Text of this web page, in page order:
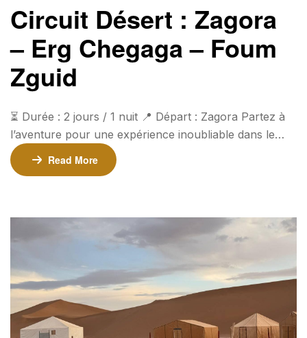
Circuit Désert : Zagora
– Erg Chegaga – Foum
Zguid
⏳ Durée : 2 jours / 1 nuit 📍 Départ : Zagora Partez à
l’aventure pour une expérience inoubliable dans le
désert marocain, en traversant la magnifique Vallée du
Drâa, les grandes dunes d’Erg Chegaga et les
personne (pour les groupes de 4 personnes […]
Read More